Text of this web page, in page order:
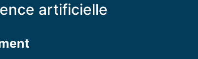
artificielle